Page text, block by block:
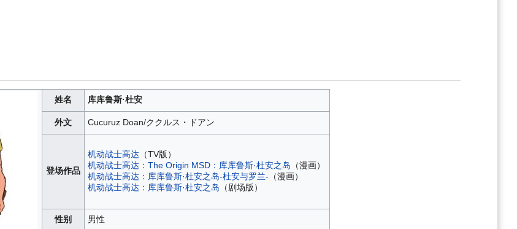
姓名 库库鲁斯·杜安
外文 Cucuruz Doan/ククルス・ドアン
登场作品
机动战士高达 （TV版）
机动战士高达：The Origin MSD：库库鲁斯·杜安之岛 （漫画）
机动战士高达：库库鲁斯·杜安之岛-杜安与罗兰- （漫画）
机动战士高达：库库鲁斯·杜安之岛 （剧场版）
性别 男性